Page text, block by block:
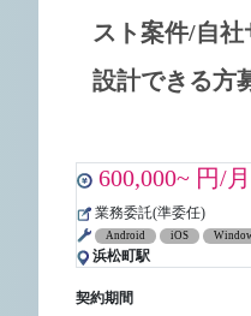
スト案件/自社
設計できる方
600,000~ 円/月
業務委託(準委任)
Android iOS
浜松町駅
契約期間